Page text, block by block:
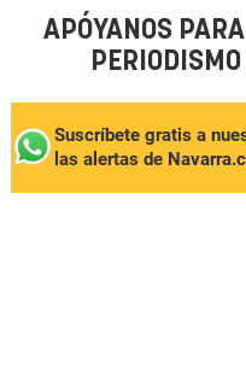
APÓYANOS
Suscríbete gratis a
las alertas de